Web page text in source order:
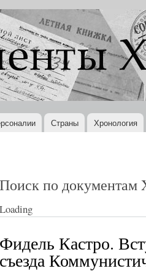
Перейти к
основному
содержанию
Страны Хронология
Поиск по документам
Loading
Фидель Кастро.
съезда